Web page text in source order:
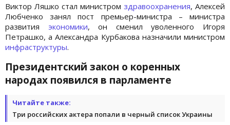
Виктор Ляшко стал министром здравоохранения, Алексей
Любченко занял пост премьер-министра – министра
развития экономики, он сменил уволенного Игоря
Петрашко, а Александра Курбакова назначили министром
инфраструктуры.
Президентский закон о коренных
народах появился в парламенте
Читайте также:
Три российских актера попали в черный список Украины